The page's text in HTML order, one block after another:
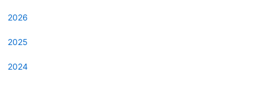
2026
2025
2024